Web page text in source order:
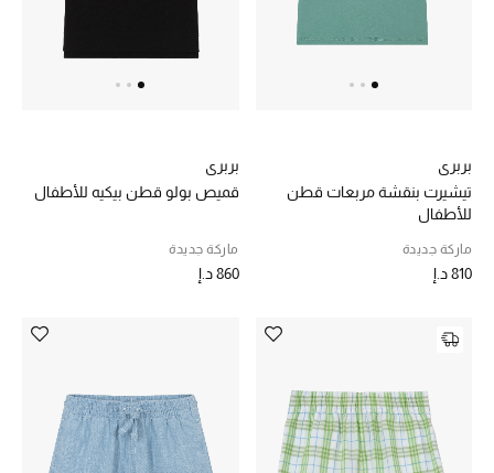
ركن أناقة المنتجعات
هدايا للأطفال
تشكيلة مستلزمات الأطفال
مستلزمات الأولاد (2 - 14 سنة)
بربري
تيشيرت بنقشة مربعات قطن
للأطفال
ماركة جديدة
810 د.إ
بربري
قميص بولو قطن بيكيه للأطفال
ماركة جديدة
860 د.إ